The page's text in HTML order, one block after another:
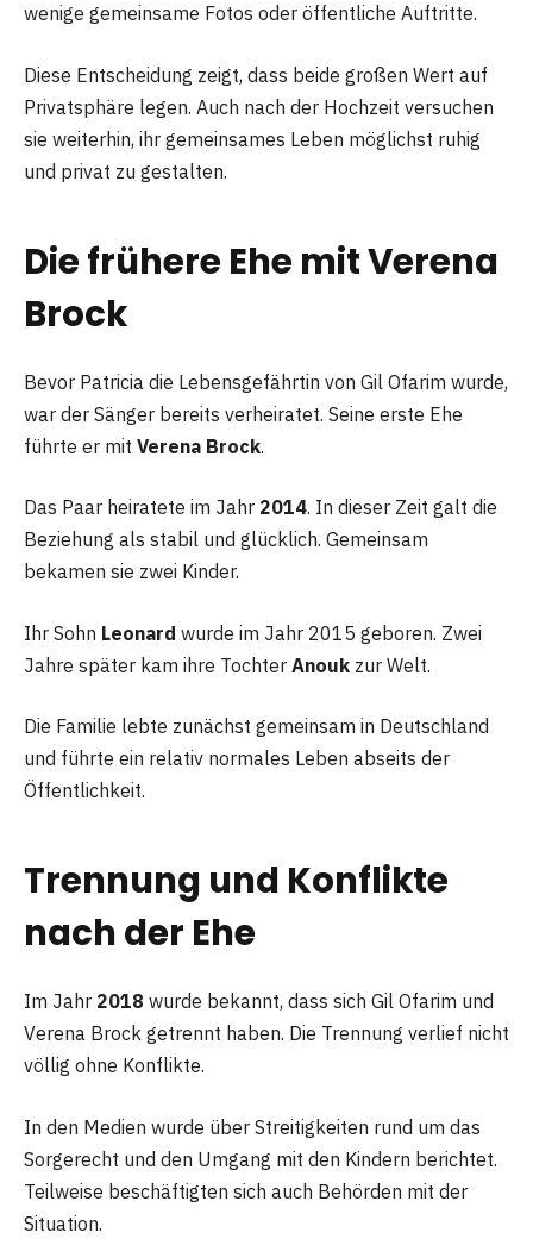
wenige gemeinsame Fotos oder öffentliche Auftritte.
Diese Entscheidung zeigt, dass beide großen Wert auf
Privatsphäre legen. Auch nach der Hochzeit versuchen
sie weiterhin, ihr gemeinsames Leben möglichst ruhig
und privat zu gestalten.
Die frühere Ehe mit Verena
Brock
Bevor Patricia die Lebensgefährtin von Gil Ofarim wurde,
war der Sänger bereits verheiratet. Seine erste Ehe
führte er mit Verena Brock.
Das Paar heiratete im Jahr 2014. In dieser Zeit galt die
Beziehung als stabil und glücklich. Gemeinsam
bekamen sie zwei Kinder.
Ihr Sohn Leonard wurde im Jahr 2015 geboren. Zwei
Jahre später kam ihre Tochter Anouk zur Welt.
Die Familie lebte zunächst gemeinsam in Deutschland
und führte ein relativ normales Leben abseits der
Öffentlichkeit.
Trennung und Konflikte
nach der Ehe
Im Jahr 2018 wurde bekannt, dass sich Gil Ofarim und
Verena Brock getrennt haben. Die Trennung verlief nicht
völlig ohne Konflikte.
In den Medien wurde über Streitigkeiten rund um das
Sorgerecht und den Umgang mit den Kindern berichtet.
Teilweise beschäftigten sich auch Behörden mit der
Situation.